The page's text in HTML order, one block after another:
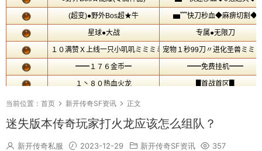
当前位置： 首页 新开传奇SF资讯 正文
迷失版本传奇玩家打火龙应该怎么组队？
新开传奇私服 2023-12-29 新开传奇SF资讯 357